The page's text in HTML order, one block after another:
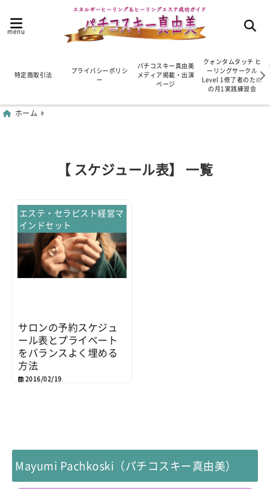
menu
特定商取引法
プライバシーポリシ
ー
パチコスキー真由美
メディア掲載・出演
ページ
クォンタムタッチ ヒ
ーリングサークル
Level 1修了者のため
の月1実践練習会
ホーム
【 スケジュール表】 一覧
エステ・セラピスト経営マ
インドセット
サロンの予約スケジュ
ール表とプライベート
をバランスよく埋める
方法
2016/02/19
Mayumi Pachkoski（パチコスキー真由美）